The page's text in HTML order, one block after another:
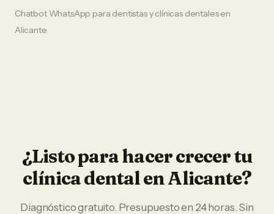
Chatbot WhatsApp para dentistas y clínicas dentalesen
Alicante
¿Listo para hacer crecer tu
clínica dentalenAlicante?
Diagnóstico gratuito. Presupuesto en 24 horas. Sin